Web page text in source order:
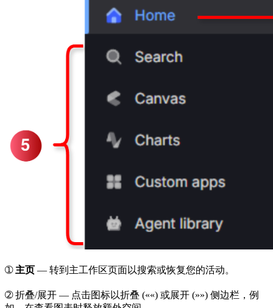
➀ 主页 — 转到主工作区页面以搜索或恢复您的活动。
➁折叠/展开 — 点击图标以折叠 (««) 或展开 (»») 侧边栏，例